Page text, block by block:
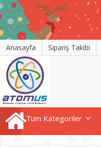
Anasayfa Sipariş Takibi
Tüm Kategoriler